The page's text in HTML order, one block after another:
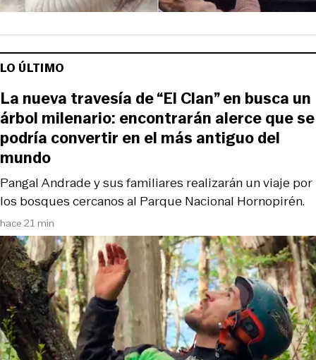
LO ÚLTIMO
hace 21 min
Pangal Andrade y sus familiares realizarán un viaje por
los bosques cercanos al Parque Nacional Hornopirén.
La nueva travesía de “El Clan” en busca un
árbol milenario: encontrarán alerce que se
podría convertir en el más antiguo del
mundo